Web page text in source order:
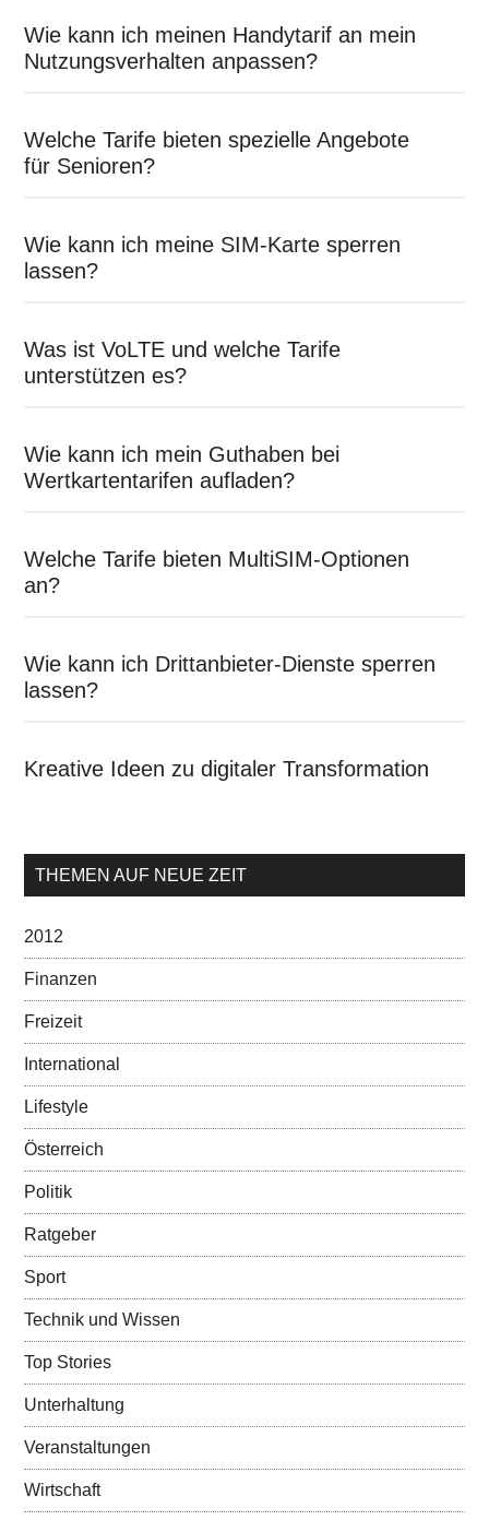
Wie kann ich meinen Handytarif an mein
Nutzungsverhalten anpassen?
Welche Tarife bieten spezielle Angebote
für Senioren?
Wie kann ich meine SIM-Karte sperren
lassen?
Was ist VoLTE und welche Tarife
unterstützen es?
Wie kann ich mein Guthaben bei
Wertkartentarifen aufladen?
Welche Tarife bieten MultiSIM-Optionen
an?
Wie kann ich Drittanbieter-Dienste sperren
lassen?
Kreative Ideen zu digitaler Transformation
THEMEN AUF NEUE ZEIT
2012
Finanzen
Freizeit
International
Lifestyle
Österreich
Politik
Ratgeber
Sport
Technik und Wissen
Top Stories
Unterhaltung
Veranstaltungen
Wirtschaft